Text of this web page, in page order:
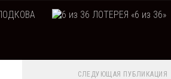
ЛОТЕРЕЯ «6 из 36»
СЛЕДУЮЩАЯ ПУБЛИКАЦИЯ